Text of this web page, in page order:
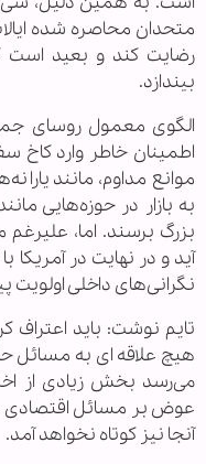
متحدان محاصره شده
رضایت کند و بعید است
بیندازد.
الگوی معمول روسای
اطمینان خاطر وارد
موانع مداوم، مانند
به بازار در حوزه‌هایی
بزرگ برسند. اما، علیرغم
‌آید و در نهایت در آمریکا
نگرانی‌های داخلی اولویت
تایم نوشت: باید اعتراف
هیچ علاقه‌ ای به مسائل
می‌رسد بخش زیادی از
عوض بر مسائل اقتصادی
آنجا نیز کوتاه نخواهد آمد.